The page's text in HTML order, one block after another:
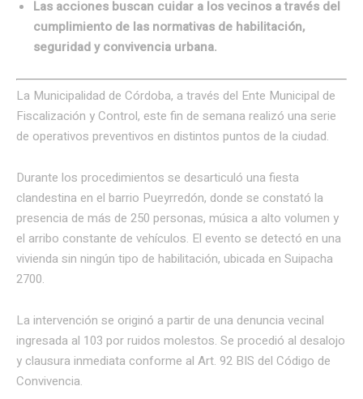
Las acciones buscan cuidar a los vecinos a través del
cumplimiento de las normativas de habilitación,
seguridad y convivencia urbana.
La Municipalidad de Córdoba, a través del Ente Municipal de
Fiscalización y Control, este fin de semana realizó una serie
de operativos preventivos en distintos puntos de la ciudad.
Durante los procedimientos se desarticuló una fiesta
clandestina en el barrio Pueyrredón, donde se constató la
presencia de más de 250 personas, música a alto volumen y
el arribo constante de vehículos. El evento se detectó en una
vivienda sin ningún tipo de habilitación, ubicada en Suipacha
2700.
La intervención se originó a partir de una denuncia vecinal
ingresada al 103 por ruidos molestos. Se procedió al desalojo
y clausura inmediata conforme al Art. 92 BIS del Código de
Convivencia.